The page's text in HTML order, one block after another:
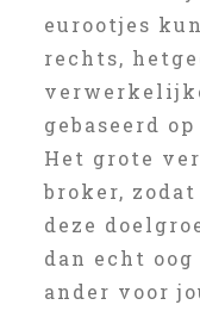
eurootjes
rechts,
gebaseerd
Het grote
broker,
deze
dan echt
ander voor